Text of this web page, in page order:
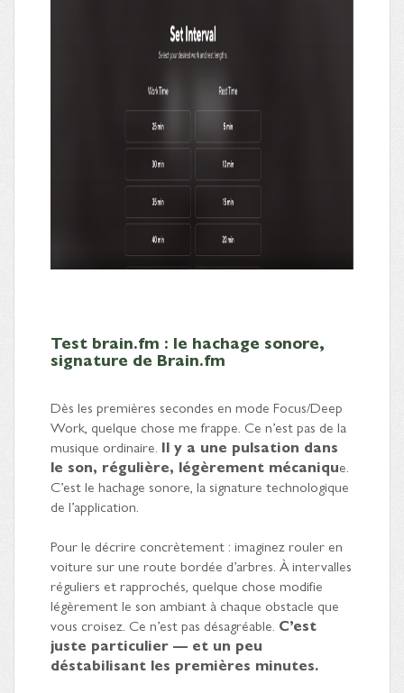
Test brain.fm : le hachage sonore,
signature de Brain.fm
Dès les premières secondes en mode Focus/Deep
Work, quelque chose me frappe. Ce n’est pas de la
musique ordinaire. Il y a une pulsation dans
le son, régulière, légèrement mécanique.
C’est le hachage sonore, la signature technologique
de l’application.
Pour le décrire concrètement : imaginez rouler en
voiture sur une route bordée d’arbres. À intervalles
réguliers et rapprochés, quelque chose modifie
légèrement le son ambiant à chaque obstacle que
vous croisez. Ce n’est pas désagréable. C’est
juste particulier — et un peu
déstabilisant les premières minutes.